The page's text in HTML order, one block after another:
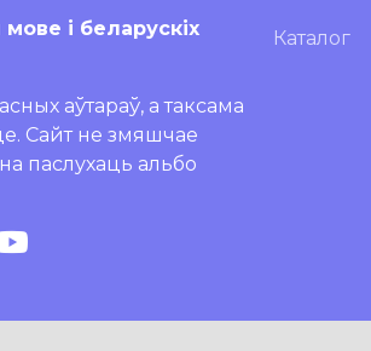
і беларускіх
аўтараў, а таксама
Сайт не змяшчае
паслухаць альбо
Каталог